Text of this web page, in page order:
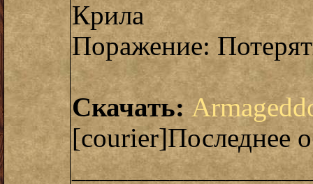
Крила
Поражение:
Скачать:
[courier]Последнее